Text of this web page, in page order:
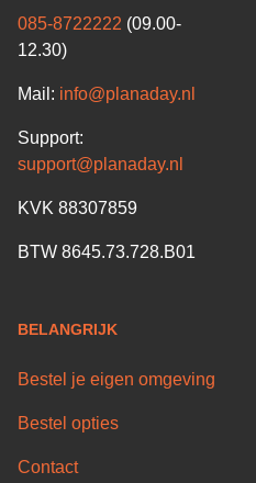
085-8722222 (09.00-
12.30)
Mail: info@planaday.nl
Support:
support@planaday.nl
KVK 88307859
BTW 8645.73.728.B01
BELANGRIJK
Bestel je eigen omgeving
Bestel opties
Contact